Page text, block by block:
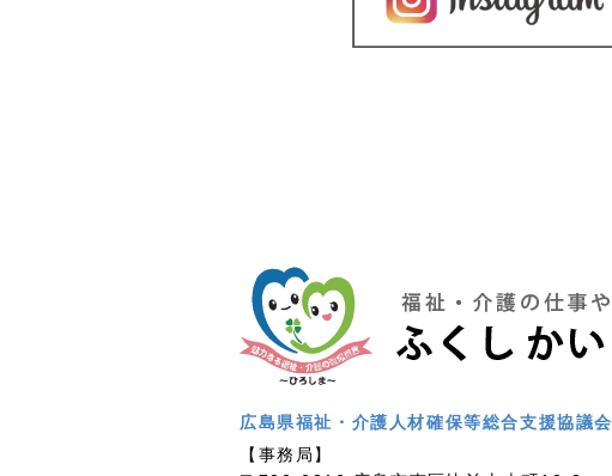
広島県福祉・介護人材確保等総合支援協議会
【事務局】